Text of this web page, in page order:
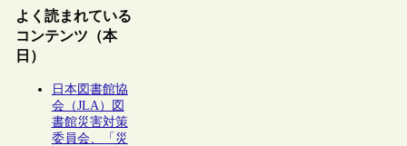
よく読まれている
コンテンツ（本
日）
日本図書館協
会（JLA）図
書館災害対策
委員会、「災